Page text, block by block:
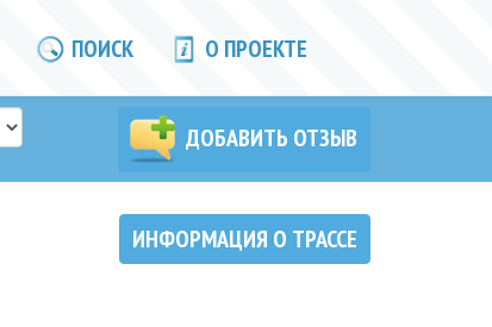
ПОИСК О ПРОЕКТЕ
ДОБАВИТЬ ОТЗЫВ
ИНФОРМАЦИЯ О ТРАССЕ